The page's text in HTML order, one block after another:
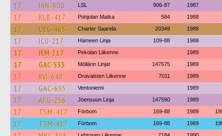
17 IAN-800 LSL 906-87 1987
17 KLB-417 Pohjolan Matka 584 1988
17 UEG-465 Charter Saarela 20349 1988
17 ICU-217 Hämeen Linja 109-88 1988
17 IEM-217 Pekolan Liikenne 1989
17 GAC-533 Möllärin Linjat 147575 1989
17 RVI-648 Oravaisten Liikenne 7011 1989
17 GAC-655 Ventoniemi 1989
17 AFG-256 Joensuun Linja 147590 1989
17 TSM-417 Förbom 169-88 1989
17 TSM-417 Förbom 169-88 1989